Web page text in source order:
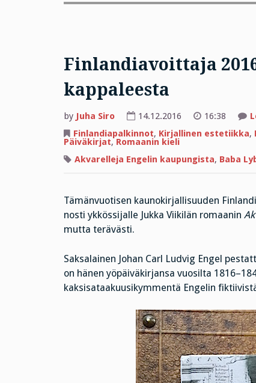
Finlandiavoittaja
kappaleesta
by Juha Siro 14.12.2016 16:38
Finlandiapalkinnot, Kirjallinen estetiikka,
Päiväkirjat,Romaanin kieli
Akvarelleja Engelin kaupungista, Baba
Tämänvuotisen kaunokirjallisuuden
nosti ykkössijalle Jukka Viikilän romaanin
mutta terävästi.
Saksalainen Johan Carl Ludvig Engel
on hänen yöpäiväkirjansa vuosilta
kaksisataakuusikymmentä Engelin